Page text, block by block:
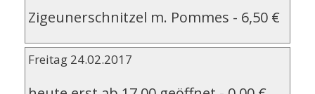
Zigeunerschnitzel m. Pommes - 6,50 €
Freitag 24.02.2017